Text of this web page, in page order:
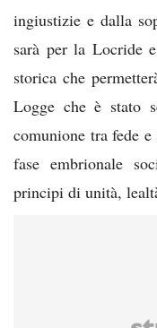
ingiustizie e dalla
sarà per la Locride
storica che
Logge che è stato
comunione tra fede
fase embrionale
principi di unità,